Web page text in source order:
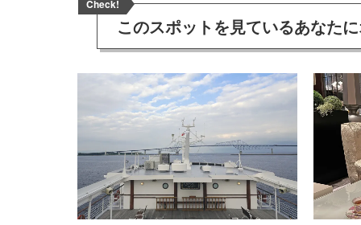
Check!
このスポットを見ているあなた